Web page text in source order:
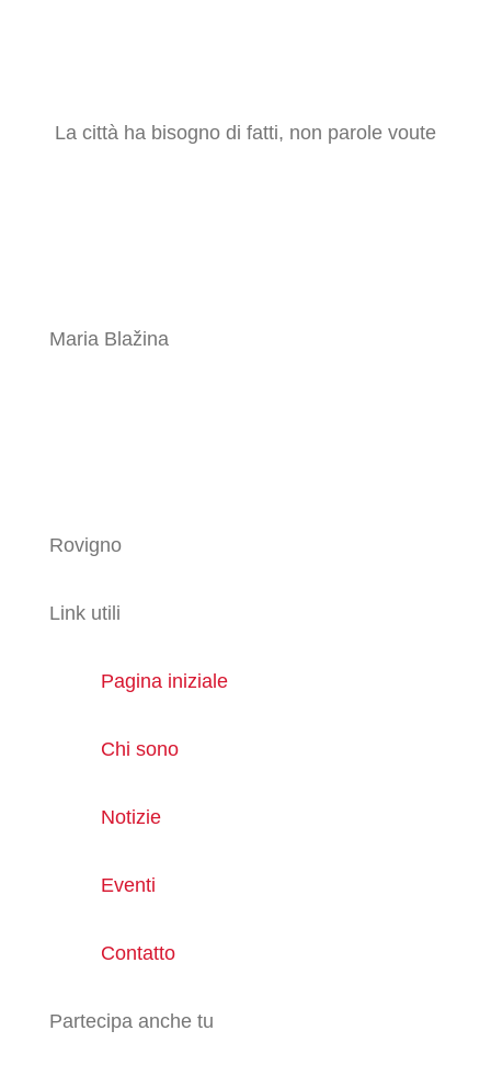
La città ha bisogno di fatti, non parole voute
Maria Blažina
Rovigno
Link utili
Pagina iniziale
Chi sono
Notizie
Eventi
Contatto
Partecipa anche tu